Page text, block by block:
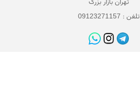
تلفن : 09123271157